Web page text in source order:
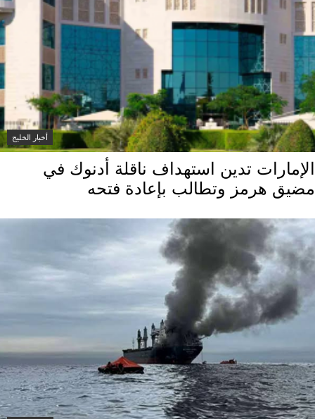
أخبار الخليج
الإمارات تدين استهداف ناقلة أدنوك في
مضيق هرمز وتطالب بإعادة فتحه